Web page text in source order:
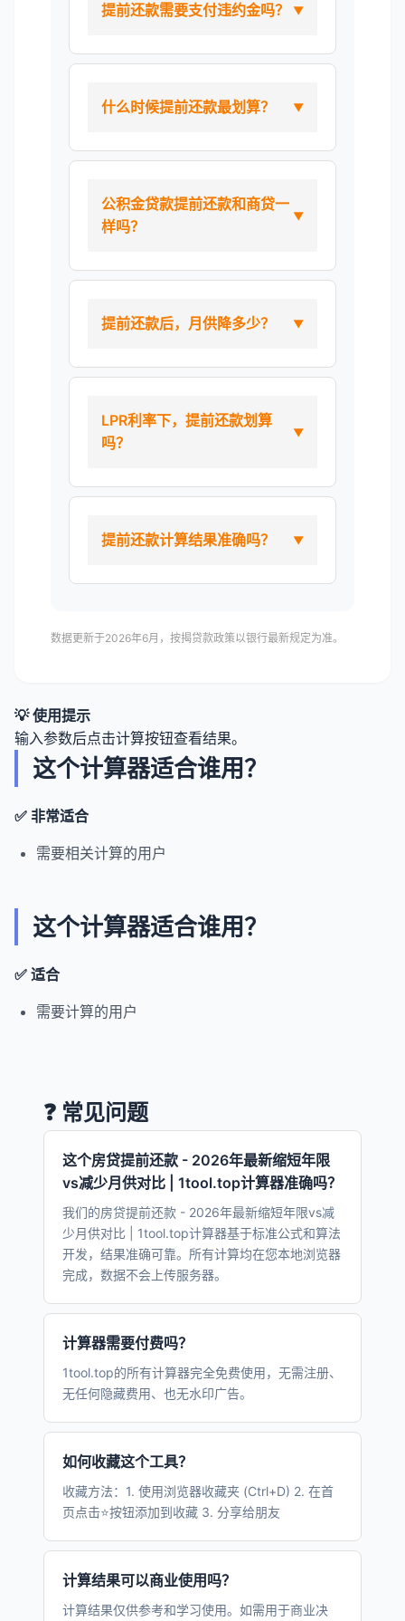
提前还款需要支付违约金吗？
什么时候提前还款最划算？
公积金贷款提前还款和商贷一
样吗？
提前还款后，月供降多少？
LPR利率下，提前还款划算
吗？
提前还款计算结果准确吗？
数据更新于2026年6月，按揭贷款政策以银行最新规定为准。
💡 使用提示
输入参数后点击计算按钮查看结果。
这个计算器适合谁用？
✅ 非常适合
需要相关计算的用户
这个计算器适合谁用？
✅ 适合
需要计算的用户
❓ 常见问题
这个房贷提前还款 - 2026年最新缩短年限
vs减少月供对比 | 1tool.top计算器准确吗？
我们的房贷提前还款 - 2026年最新缩短年限vs减
少月供对比 | 1tool.top计算器基于标准公式和算法
开发，结果准确可靠。所有计算均在您本地浏览器
完成，数据不会上传服务器。
计算器需要付费吗？
1tool.top的所有计算器完全免费使用，无需注册、
无任何隐藏费用、也无水印广告。
如何收藏这个工具？
收藏方法：1. 使用浏览器收藏夹 (Ctrl+D) 2. 在首
页点击⭐按钮添加到收藏 3. 分享给朋友
计算结果可以商业使用吗？
计算结果仅供参考和学习使用。如需用于商业决